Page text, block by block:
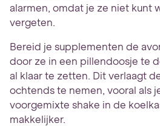
alarmen, omdat je ze niet kunt
vergeten.
Bereid je supplementen de
door ze in een pillendoosje te
al klaar te zetten. Dit verlaagt
ochtends te nemen, vooral als
voorgemixte shake in de
makkelijker.